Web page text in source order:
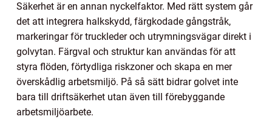
Säkerhet är en annan nyckelfaktor. Med rätt system går
det att integrera halkskydd, färgkodade gångstråk,
markeringar för truckleder och utrymningsvägar direkt i
golvytan. Färgval och struktur kan användas för att
styra flöden, förtydliga riskzoner och skapa en mer
överskådlig arbetsmiljö. På så sätt bidrar golvet inte
bara till driftsäkerhet utan även till förebyggande
arbetsmiljöarbete.